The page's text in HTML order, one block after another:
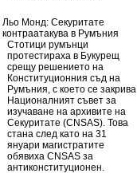
Льо Монд: Секуритате
контраатакува в Румъния
Стотици румънци
протестираха в Букурещ
срещу решението на
Конституционния съд на
Румъния, с което се закрива
Националният съвет за
изучаване на архивите на
Секуритате (CNSAS). Това
стана след като на 31
януари магистратите
обявиха CNSAS за
антиконституционен.